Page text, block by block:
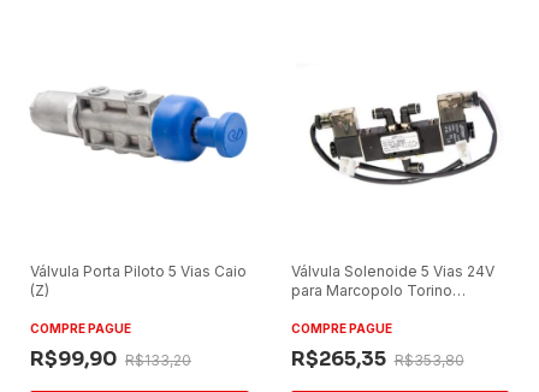
Válvula Porta Piloto 5 Vias Caio
(Z)
COMPRE PAGUE
R$99,90 R$133,20
Válvula Solenoide 5 Vias 24V
para Marcopolo Torino
COMPRE PAGUE
R$265,35 R$353,80